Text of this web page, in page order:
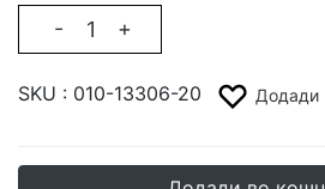
- +
SKU : 010-13306-20 Додади